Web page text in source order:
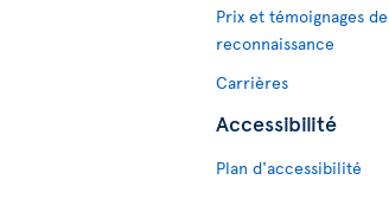
Prix et témoignages de
reconnaissance
Carrières
Accessibilité
Plan d'accessibilité